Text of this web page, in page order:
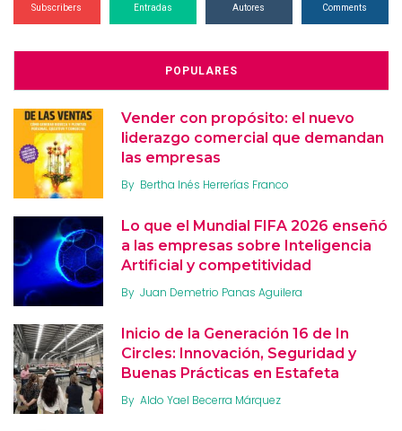
Subscribers Entradas Autores Comments
POPULARES
Vender con propósito: el nuevo
liderazgo comercial que demandan
las empresas
By Bertha Inés Herrerías Franco
Lo que el Mundial FIFA 2026 enseñó
a las empresas sobre Inteligencia
Artificial y competitividad
By Juan Demetrio Panas Aguilera
Inicio de la Generación 16 de In
Circles: Innovación, Seguridad y
Buenas Prácticas en Estafeta
By Aldo Yael Becerra Márquez